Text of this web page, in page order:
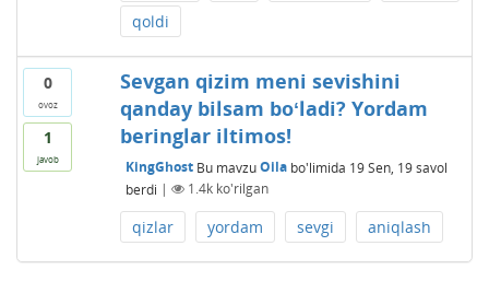
qoldi
0
ovoz
1
javob
Sevgan qizim meni sevishini
qanday bilsam boʻladi? Yordam
beringlar iltimos!
KingGhost Bu mavzuOilabo'limida 19 Sen, 19 savol
berdi | 1.4kko'rilgan
qizlar yordam sevgi aniqlash